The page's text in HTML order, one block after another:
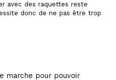
avec des raquettes reste
donc de ne pas être trop
marche pour pouvoir